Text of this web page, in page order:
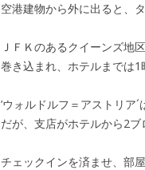
空港建物から外に出ると、
ＪＦＫのあるクイーンズ地
巻き込まれ、ホテルまでは1
’ウォルドルフ＝アストリア
だが、支店がホテルから2ブ
チェックインを済ませ、部